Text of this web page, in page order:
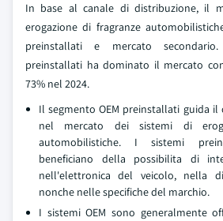
In base al canale di distribuzione, il
erogazione di fragranze
preinstallati e mercato
preinstallati ha dominato il mercato
73% nel 2024.
Il segmento OEM preinstallati guida
nel mercato dei sistemi di
automobilistiche. I sistemi
beneficiano della possibilita di
nell'elettronica del veicolo, nella
nonche nelle specifiche del marchio.
I sistemi OEM sono generalmente